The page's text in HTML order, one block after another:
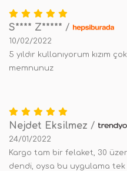
S**** Z***** /
10/02/2022
5 yıldır kullanıyorum kızım
memnunuz
Nejdet Eksilmez /
24/01/2022
Kargo tam bir felaket, 30
dendi, oysa bu uygulama tek